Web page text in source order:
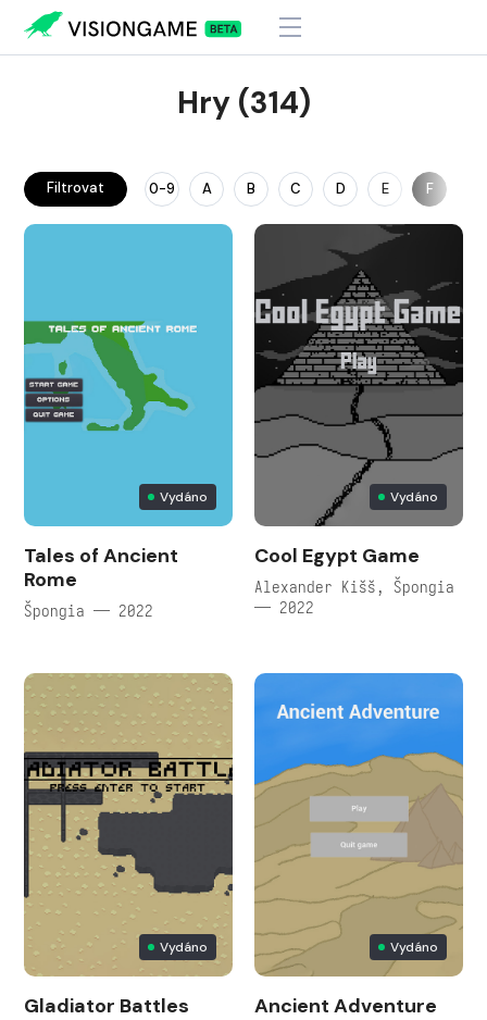
Hry (314)
Filtrovat 0-9 A B C D E F
Vydáno
Tales of Ancient
Rome
Špongia — 2022
Vydáno
Cool Egypt Game
Alexander Kišš, Špongia
— 2022
Vydáno
Gladiator Battles
Vydáno
Ancient Adventure